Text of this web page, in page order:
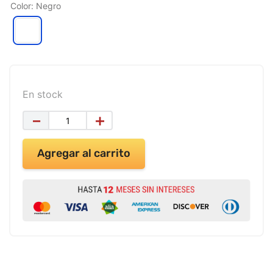
Color: Negro
En stock
＋
－
Agregar al carrito